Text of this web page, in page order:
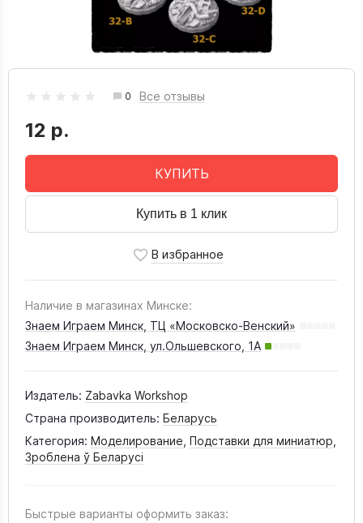
0 Все отзывы
12 р.
КУПИТЬ
Купить в 1 клик
Наличие в магазинах Минске:
Знаем Играем Минск, ТЦ «Московско-Венский»
Знаем Играем Минск, ул.Ольшевского, 1А
Издатель: Zabavka Workshop
Страна производитель: Беларусь
Категория: Моделирование Подставки для миниатюр
Зроблена ў Беларусi
Быстрые варианты оформить заказ: